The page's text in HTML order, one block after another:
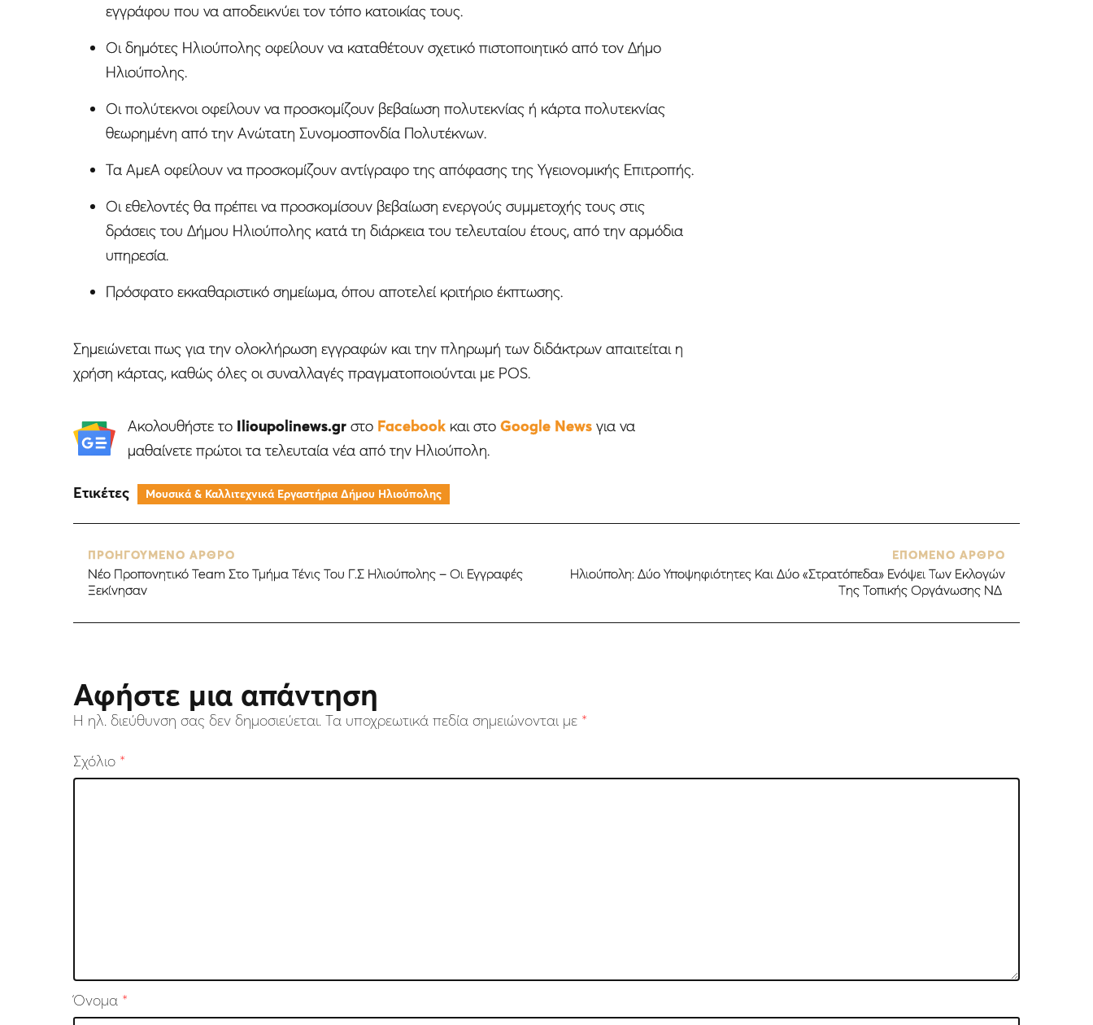
εγγράφου που να αποδεικνύει τον τόπο κατοικίας τους.
Οι δημότες Ηλιούπολης οφείλουν να καταθέτουν σχετικό πιστοποιητικό από τον Δήμο
Ηλιούπολης.
Οι πολύτεκνοι οφείλουν να προσκομίζουν βεβαίωση πολυτεκνίας ή κάρτα πολυτεκνίας
θεωρημένη από την Ανώτατη Συνομοσπονδία Πολυτέκνων.
Τα ΑμεΑ οφείλουν να προσκομίζουν αντίγραφο της απόφασης της Υγειονομικής Επιτροπής.
Οι εθελοντές θα πρέπει να προσκομίσουν βεβαίωση ενεργούς συμμετοχής τους στις
δράσεις του Δήμου Ηλιούπολης κατά τη διάρκεια του τελευταίου έτους, από την αρμόδια
υπηρεσία.
Πρόσφατο εκκαθαριστικό σημείωμα, όπου αποτελεί κριτήριο έκπτωσης.
Σημειώνεται πως για την ολοκλήρωση εγγραφών και την πληρωμή των διδάκτρων απαιτείται η
χρήση κάρτας, καθώς όλες οι συναλλαγές πραγματοποιούνται με POS.
Ακολουθήστε το Ilioupolinews.grστο Facebookκαι στο Google Newsγια να
μαθαίνετε πρώτοι τα τελευταία νέα από την Ηλιούπολη.
Ετικέτες Μουσικά & Καλλιτεχνικά Eργαστήρια Δήμου Ηλιούπολης
ΠΡΟΗΓΟΥΜΕΝΟ ΑΡΘΡΟ
Νέο Προπονητικό Team Στο Τμήμα Τένις Του Γ.Σ Ηλιούπολης – Οι Εγγραφές
Ξεκίνησαν
ΕΠΟΜΕΝΟ ΑΡΘΡΟ
Ηλιούπολη: Δύο Υποψηφιότητες Και Δύο «Στρατόπεδα» Ενόψει Των Εκλογών
Της Τοπικής Οργάνωσης ΝΔ
Αφήστε μια απάντηση
Η ηλ. διεύθυνση σας δεν δημοσιεύεται. Τα υποχρεωτικά πεδία σημειώνονται με *
Σχόλιο *
Όνομα *